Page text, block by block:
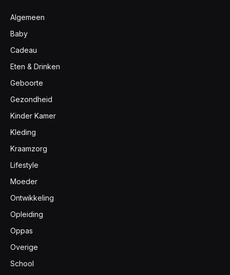
Algemeen
Baby
Cadeau
Eten & Drinken
Geboorte
Gezondheid
Kinder Kamer
Kleding
Kraamzorg
Lifestyle
Moeder
Ontwikkeling
Opleiding
Oppas
Overige
School